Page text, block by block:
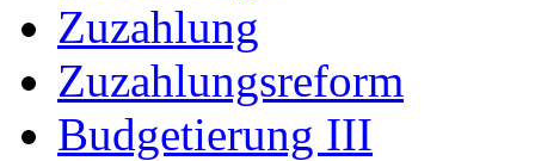
Zuzahlung
Zuzahlungsreform
Budgetierung III